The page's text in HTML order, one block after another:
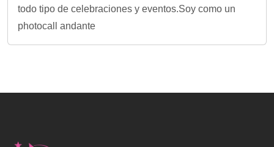
todo tipo de celebraciones y eventos.Soy como un
photocall andante